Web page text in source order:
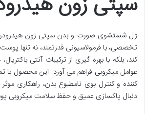
ژل شستشوی صورت و بدن سپتی زون
تخصصی، با فرمولاسیونی قدرتمند، نه تنها
کند، بلکه با بهره گیری از ترکیبات آنتی
عوامل میکروبی فراهم می آورد. این محصول با
کننده و کنترل بوی نامطبوع بدن، راهکاری
دنبال پاکسازی عمیق و حفظ سلامت میکروبی